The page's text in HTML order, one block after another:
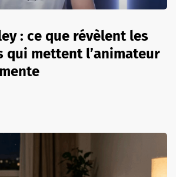
: ce que révèlent les
qui mettent l’animateur